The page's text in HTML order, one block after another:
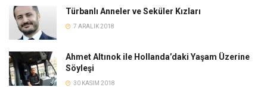
Türbanlı Anneler ve Seküler Kızları
7 ARALIK 2018
Ahmet Altınok ile Hollanda’daki Yaşam Üzerine
Söyleşi
30 KASIM 2018